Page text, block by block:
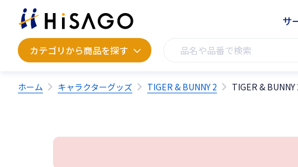
サ
カテゴリから商品を探す
カテゴリから商品を探す
ホーム キャラクターグッズ TIGER & BUNNY 2 TIGER &